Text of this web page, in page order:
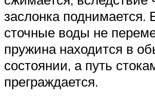
заслонка поднимается.
сточные воды не
пружина находится в
состоянии, а путь
преграждается.